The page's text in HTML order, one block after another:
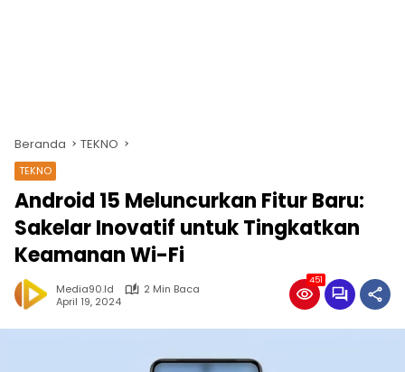
Beranda TEKNO
TEKNO
Android 15 Meluncurkan Fitur Baru:
Sakelar Inovatif untuk Tingkatkan
Keamanan Wi-Fi
Media90.id
2 Min Baca
April 19, 2024
451